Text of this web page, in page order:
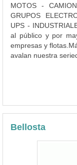
MOTOS -
GRUPOS
UPS -
al público y por
empresas y
avalan nuestra
Bellosta